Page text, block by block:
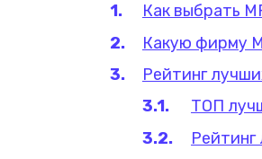
Как выбрать
Какую фирму
Рейтинг
ТОП